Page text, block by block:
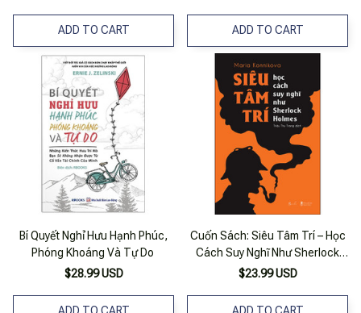
ADD TO CART ADD TO CART
Bí Quyết Nghỉ Hưu Hạnh Phúc,
Phóng Khoáng Và Tự Do
$28.99 USD
Cuốn Sách: Siêu Tâm Trí – Học
Cách Suy Nghĩ Như Sherlock
Holmes
$23.99 USD